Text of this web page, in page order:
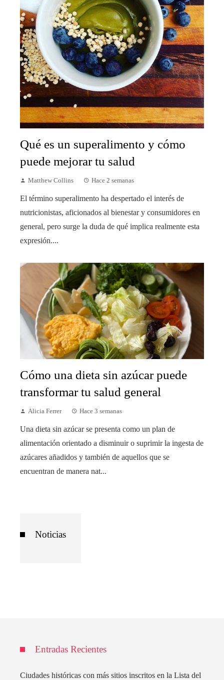
Qué es un superalimento y cómo
puede mejorar tu salud
Matthew Collins Hace 2 semanas
El término superalimento ha despertado el interés de
nutricionistas, aficionados al bienestar y consumidores en
general, pero surge la duda de qué implica realmente esta
expresión....
Cómo una dieta sin azúcar puede
transformar tu salud general
Alicia Ferrer Hace 3 semanas
Una dieta sin azúcar se presenta como un plan de
alimentación orientado a disminuir o suprimir la ingesta de
azúcares añadidos y también de aquellos que se
encuentran de manera nat...
Noticias
Entradas Recientes
Ciudades históricas con más sitios inscritos en la Lista del